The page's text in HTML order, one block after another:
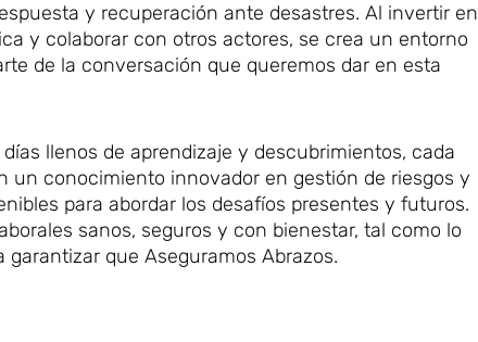
y recuperación ante desastres. Al invertir en
y colaborar con otros actores, se crea un entorno
de la conversación que queremos dar en esta
llenos de aprendizaje y descubrimientos, cada
un conocimiento innovador en gestión de riesgos y
para abordar los desafíos presentes y futuros.
sanos, seguros y con bienestar, tal como lo
que Aseguramos Abrazos.